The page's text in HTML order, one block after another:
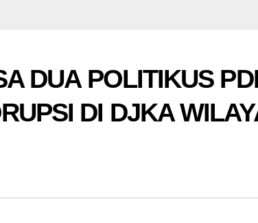
DUA POLITIKUS
DI DJKA